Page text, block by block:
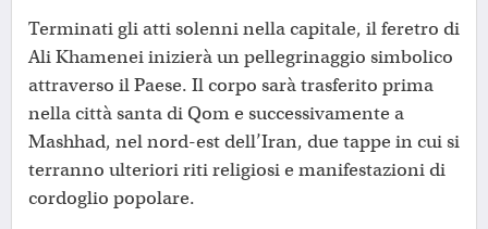
Terminati gli atti solenni nella capitale, il feretro di
Ali Khamenei inizierà un pellegrinaggio simbolico
attraverso il Paese. Il corpo sarà trasferito prima
nella città santa di Qom e successivamente a
Mashhad, nel nord-est dell’Iran, due tappe in cui si
terranno ulteriori riti religiosi e manifestazioni di
cordoglio popolare.